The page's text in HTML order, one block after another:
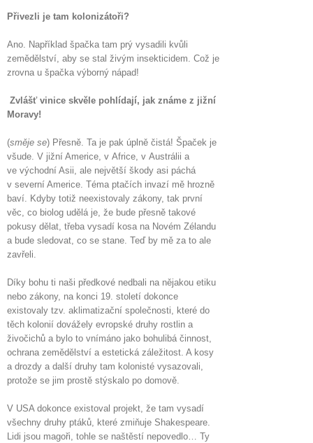
Přivezli je tam kolonizátoři?
Ano. Například špačka tam prý vysadili kvůli
zemědělství, aby se stal živým insekticidem. Což je
zrovna u špačka výborný nápad!
Zvlášť vinice skvěle pohlídají, jak známe z jižní
Moravy!
(směje se) Přesně. Ta je pak úplně čistá! Špaček je
všude. V jižní Americe, v Africe, v Austrálii a
ve východní Asii, ale největší škody asi páchá
v severní Americe. Téma ptačích invazí mě hrozně
baví. Kdyby totiž neexistovaly zákony, tak první
věc, co biolog udělá je, že bude přesně takové
pokusy dělat, třeba vysadí kosa na Novém Zélandu
a bude sledovat, co se stane. Teď by mě za to ale
zavřeli.
Díky bohu ti naši předkové nedbali na nějakou etiku
nebo zákony, na konci 19. století dokonce
existovaly tzv. aklimatizační společnosti, které do
těch kolonií dovážely evropské druhy rostlin a
živočichů a bylo to vnímáno jako bohulibá činnost,
ochrana zemědělství a estetická záležitost. A kosy
a drozdy a další druhy tam kolonisté vysazovali,
protože se jim prostě stýskalo po domově.
V USA dokonce existoval projekt, že tam vysadí
všechny druhy ptáků, které zmiňuje Shakespeare.
Lidi jsou magoři, tohle se naštěstí nepovedlo… Ty